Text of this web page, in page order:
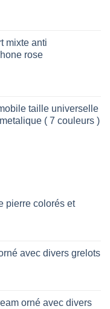
mixte anti
rose
taille universelle
( 7 couleurs )
pierre colorés et
avec divers grelots
orné avec divers